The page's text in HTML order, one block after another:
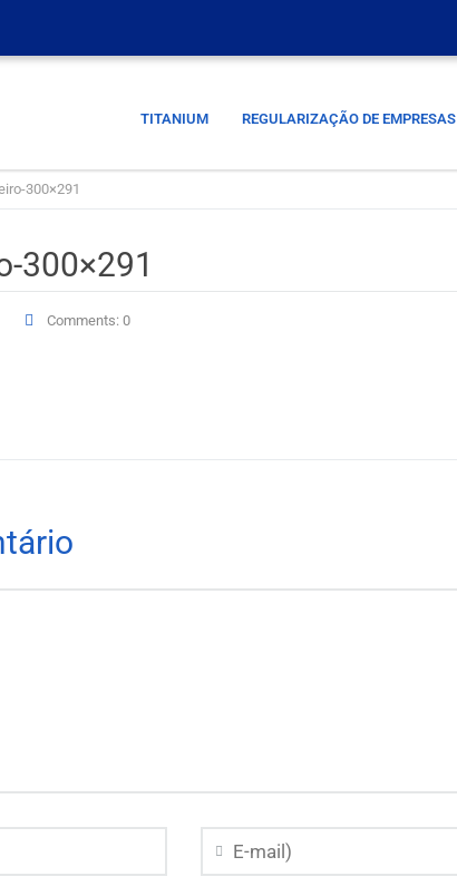
TITANIUM REGULARIZAÇÃO DE EMPRESAS
300×291
300×291
Comments: 0